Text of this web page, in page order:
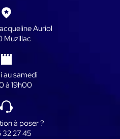
Auriol
Muzillac
au samedi
à 19h00
à poser ?
27 45